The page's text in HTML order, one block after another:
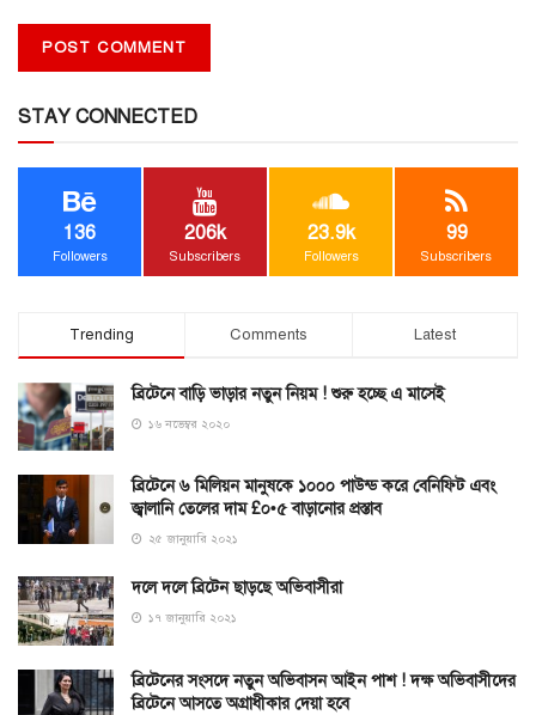
STAY CONNECTED
136
Followers
206k
Subscribers
23.9k
Followers
99
Subscribers
Trending Comments Latest
ব্রিটেনে বাড়ি ভাড়ার নতুন নিয়ম ! শুরু হচ্ছে এ মাসেই
১৬ নভেম্বর ২০২০
ব্রিটেনে ৬ মিলিয়ন মানুষকে ১০০০ পাউন্ড করে বেনিফিট এবং
জ্বালানি তেলের দাম £০•৫ বাড়ানোর প্রস্তাব
২৫ জানুয়ারি ২০২১
দলে দলে ব্রিটেন ছাড়ছে অভিবাসীরা
১৭ জানুয়ারি ২০২১
ব্রিটেনের সংসদে নতুন অভিবাসন আইন পাশ ! দক্ষ অভিবাসীদের
ব্রিটেনে আসতে অগ্রাধীকার দেয়া হবে